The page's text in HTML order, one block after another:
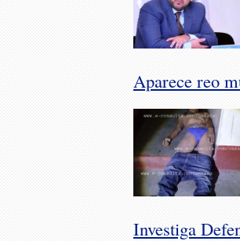
Aparece reo
Investiga